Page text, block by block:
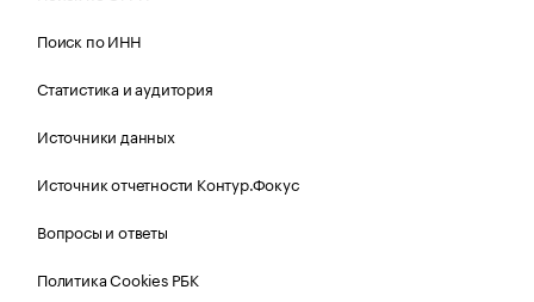
Поиск по ИНН
Статистика и аудитория
Источники данных
Источник отчетности Контур.Фокус
Вопросы и ответы
Политика Cookies РБК